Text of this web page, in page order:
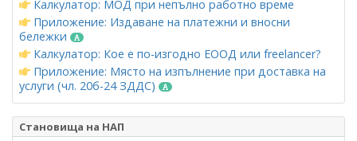
Калкулатор: МОД при непълно работно време
Приложение: Издаване на платежни и вносни
бележки
Калкулатор: Кое е по-изгодно ЕООД или freelancer?
Приложение: Място на изпълнение при доставка на
услуги (чл. 20б-24 ЗДДС)
Становища на НАП